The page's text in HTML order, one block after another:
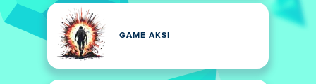
GAME AKSI